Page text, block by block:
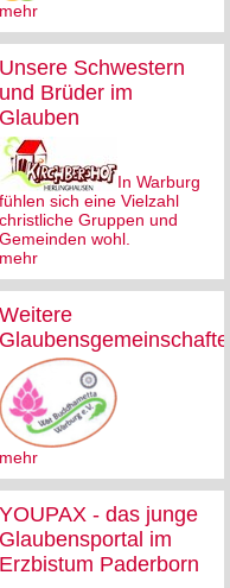
mehr
Unsere Schwestern
und Brüder im
Glauben
In Warburg
fühlen sich eine Vielzahl
christliche Gruppen und
Gemeinden wohl.
mehr
Weitere
Glaubensgemeinschaften
mehr
YOUPAX - das junge
Glaubensportal im
Erzbistum Paderborn